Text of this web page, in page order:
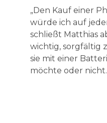
„Den Kauf einer
würde ich auf
schließt Matthias
wichtig, sorgfältig
sie mit einer
möchte oder